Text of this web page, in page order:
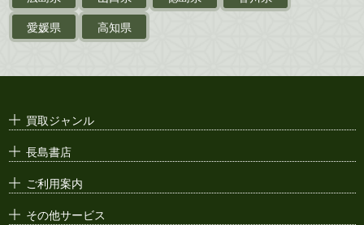
ポスター・チラシ・
愛媛県
高知県
買取ジャンル
長島書店
ご利用案内
その他サービス